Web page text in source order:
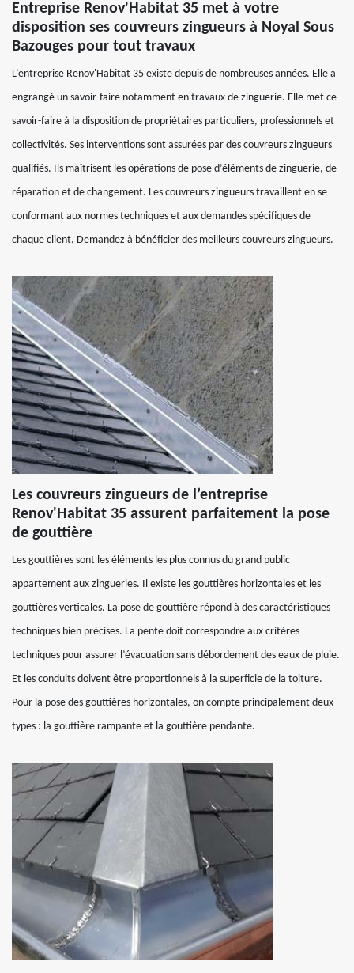
Entreprise Renov'Habitat 35 met à votre
disposition ses couvreurs zingueurs à Noyal Sous
Bazouges pour tout travaux
L’entreprise Renov'Habitat 35 existe depuis de nombreuses années. Elle a
engrangé un savoir-faire notamment en travaux de zinguerie. Elle met ce
savoir-faire à la disposition de propriétaires particuliers, professionnels et
collectivités. Ses interventions sont assurées par des couvreurs zingueurs
qualifiés. Ils maîtrisent les opérations de pose d’éléments de zinguerie, de
réparation et de changement. Les couvreurs zingueurs travaillent en se
conformant aux normes techniques et aux demandes spécifiques de
chaque client. Demandez à bénéficier des meilleurs couvreurs zingueurs.
Les couvreurs zingueurs de l’entreprise
Renov'Habitat 35 assurent parfaitement la pose
de gouttière
Les gouttières sont les éléments les plus connus du grand public
appartement aux zingueries. Il existe les gouttières horizontales et les
gouttières verticales. La pose de gouttière répond à des caractéristiques
techniques bien précises. La pente doit correspondre aux critères
techniques pour assurer l’évacuation sans débordement des eaux de pluie.
Et les conduits doivent être proportionnels à la superficie de la toiture.
Pour la pose des gouttières horizontales, on compte principalement deux
types : la gouttière rampante et la gouttière pendante.